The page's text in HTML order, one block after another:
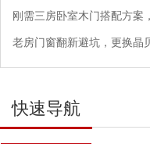
刚需三房卧室木门搭配方案
老房门窗翻新避坑，更换晶
快速导航